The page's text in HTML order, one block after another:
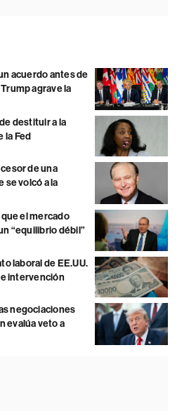
acuerdo antes de
agrave la
destituir a la
la Fed
de una
se volcó a la
el mercado
“equilibrio débil”
laboral de EE.UU.
intervención
negociaciones
evalúa veto a